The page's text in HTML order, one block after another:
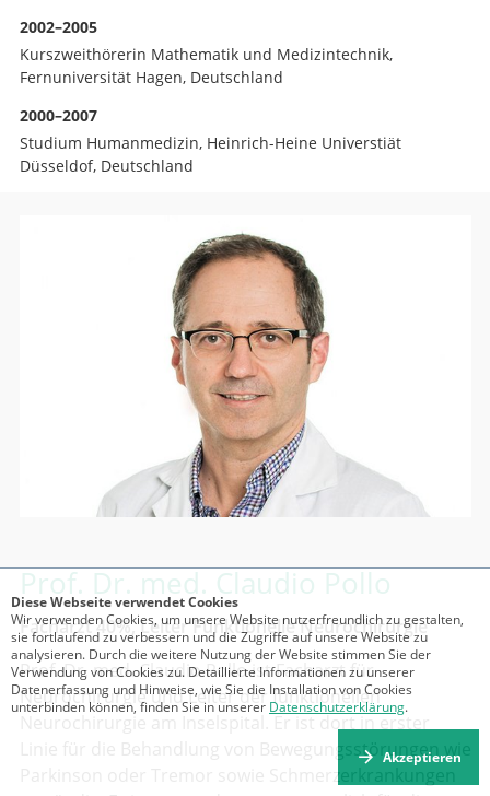
2002–2005
Kurszweithörerin Mathematik und Medizintechnik,
Fernuniversität Hagen, Deutschland
2000–2007
Studium Humanmedizin, Heinrich-Heine Universtiät
Düsseldof, Deutschland
Prof. Dr. med. Claudio Pollo
Facharzt 40%, Leiter Funktionelle Neurochirurgie
Prof. Dr. med. Claudio Pollo ist Facharzt für
Neurochirurgie und Leiter der funktionellen
Neurochirurgie am Inselspital. Er ist dort in erster
Linie für die Behandlung von Bewegungsstörungen wie
Diese Webseite verwendet Cookies
Wir verwenden Cookies, um unsere Website nutzerfreundlich zu gestalten,
sie fortlaufend zu verbessern und die Zugriffe auf unsere Website zu
analysieren. Durch die weitere Nutzung der Website stimmen Sie der
Verwendung von Cookies zu. Detaillierte Informationen zu unserer
Datenerfassung und Hinweise, wie Sie die Installation von Cookies
unterbinden können, finden Sie in unserer Datenschutzerklärung.
Akzeptieren